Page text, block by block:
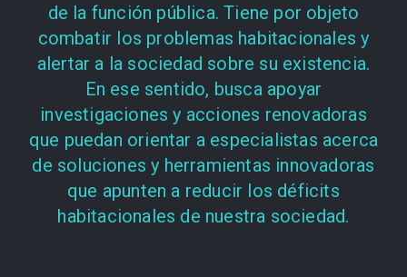
de la función pública. Tiene por objeto
combatir los problemas habitacionales y
alertar a la sociedad sobre su existencia.
En ese sentido, busca apoyar
investigaciones y acciones renovadoras
que puedan orientar a especialistas acerca
de soluciones y herramientas innovadoras
que apunten a reducir los déficits
habitacionales de nuestra sociedad.